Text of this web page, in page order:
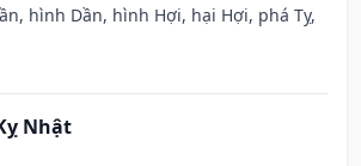
hình Dần, hình Hợi, hại Hợi, phá Tỵ,
Nhật